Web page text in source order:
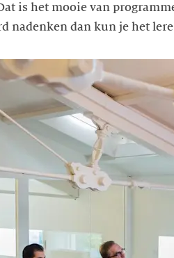
is het mooie van
nadenken dan kun je het